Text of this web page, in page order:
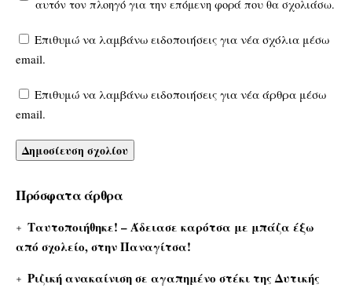
αυτόν τον πλοηγό για την επόμενη φορά που θα σχολιάσω.
Επιθυμώ να λαμβάνω ειδοποιήσεις για νέα σχόλια μέσω
email.
Επιθυμώ να λαμβάνω ειδοποιήσεις για νέα άρθρα μέσω
email.
Πρόσφατα άρθρα
Ταυτοποιήθηκε! – Άδειασε καρότσα με μπάζα έξω
από σχολείο, στην Παναγίτσα!
Ριζική ανακαίνιση σε αγαπημένο στέκι της Δυτικής